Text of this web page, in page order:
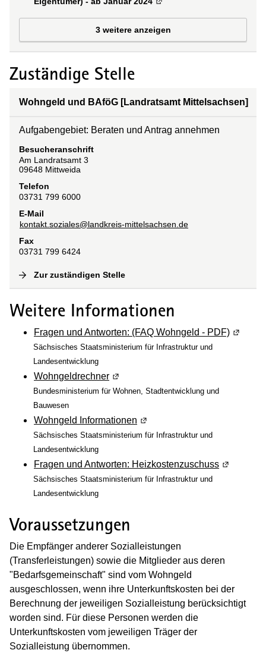
3 weitere anzeigen
Zuständige Stelle
Wohngeld und BAföG [Landratsamt Mittelsachsen]
Aufgabengebiet: Beraten und Antrag annehmen
Besucheranschrift
Am Landratsamt 3
09648 Mittweida
Telefon
03731 799 6000
E-Mail
kontakt.soziales@landkreis-mittelsachsen.de
Fax
03731 799 6424
Zur zuständigen Stelle
Weitere Informationen
Fragen und Antworten: (FAQ Wohngeld - PDF) (Wird
Sächsisches Staatsministerium für Infrastruktur und
Landesentwicklung
Wohngeldrechner (Wird in einem neuen Fenster
Bundesministerium für Wohnen, Stadtentwicklung und
Bauwesen
Wohngeld Informationen (Wird in einem neuen
Sächsisches Staatsministerium für Infrastruktur und
Landesentwicklung
Fragen und Antworten: Heizkostenzuschuss (Wird in
Sächsisches Staatsministerium für Infrastruktur und
Landesentwicklung
Voraussetzungen
Die Empfänger anderer Sozialleistungen
(Transferleistungen) sowie die Mitglieder aus deren
"Bedarfsgemeinschaft" sind vom Wohngeld
ausgeschlossen, wenn ihre Unterkunftskosten bei der
Berechnung der jeweiligen Sozialleistung berücksichtigt
worden sind. Für diese Personen werden die
Unterkunftskosten vom jeweiligen Träger der
Sozialleistung übernommen.